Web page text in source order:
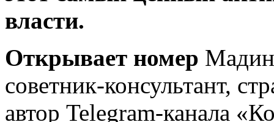
власти.
Открывает номер
советник-консультант,
автор Telegram-канала